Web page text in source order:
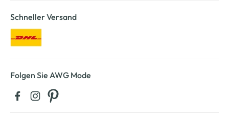
Schneller Versand
Folgen Sie AWG Mode